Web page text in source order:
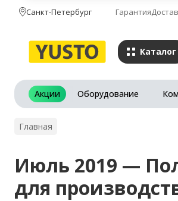
Санкт-Петербург Гарантия
Каталог
Акции Оборудование
Главная
Июль 2019 —
для